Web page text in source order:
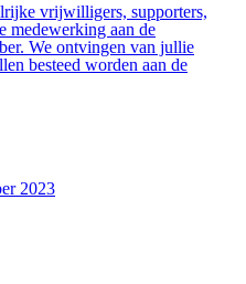
vrijwilligers, supporters,
medewerking aan de
We ontvingen van jullie
besteed worden aan de
2023